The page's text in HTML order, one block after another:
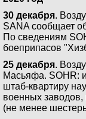
30 декабря.
SANA сообщает
По сведениям
боеприпасов
25 декабря.
Масьяфа. SOHR:
штаб-квартиру
военных заводов,
(не менее